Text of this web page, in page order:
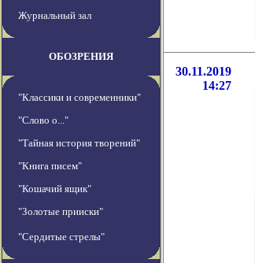
Журнальный зал
ОБОЗРЕНИЯ
"Классики и современники"
"Слово о..."
"Тайная история творений"
"Книга писем"
"Кошачий ящик"
"Золотые прииски"
"Сердитые стрелы"
30.11.2019
14:27